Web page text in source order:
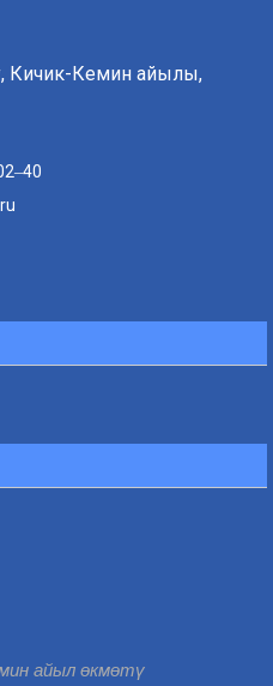
Кичик-Кемин айылы,
айыл өкмөтү